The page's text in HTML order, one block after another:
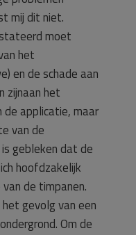
mij dit niet.
moet
het
en de schade aan
zijnaan het
applicatie, maar
van de
gebleken dat de
hoofdzakelijk
de timpanen.
gevolg van een
Om de